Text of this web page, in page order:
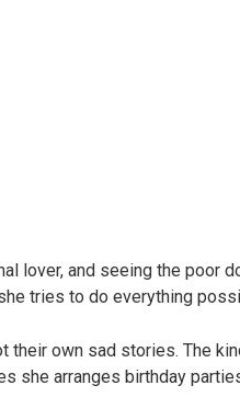
lover, and seeing the poor
tries to do everything
their own sad stories. The
she arranges birthday